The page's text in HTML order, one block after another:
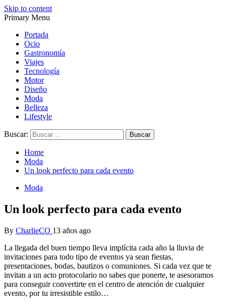
Skip to content
diseño…
diseño…
Primary Menu
Portada
Ocio
Gastronomía
Viajes
Tecnología
Motor
Diseño
Moda
Belleza
Lifestyle
Buscar:
Home
Moda
Un look perfecto para cada evento
Moda
Un look perfecto para cada evento
By CharlieCO 13 años ago
La llegada del buen tiempo lleva implícita cada año la lluvia de
invitaciones para todo tipo de eventos ya sean fiestas,
presentaciones, bodas, bautizos o comuniones. Si cada vez que te
invitan a un acto protocolario no sabes que ponerte, te asesoramos
para conseguir convertirte en el centro de atención de cualquier
evento, por tu irresistible estilo…